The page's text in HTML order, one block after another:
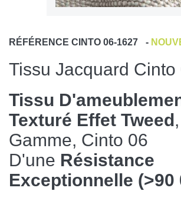
RÉFÉRENCE CINTO 06-1627 -
Tissu Jacquard Cinto
Tissu
Texturé Effet Tweed
Gamme, Cinto 06
D'une Résistance
Exceptionnelle (>90